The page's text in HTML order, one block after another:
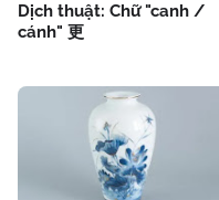
Dịch thuật: Chữ "canh /
cánh" 更